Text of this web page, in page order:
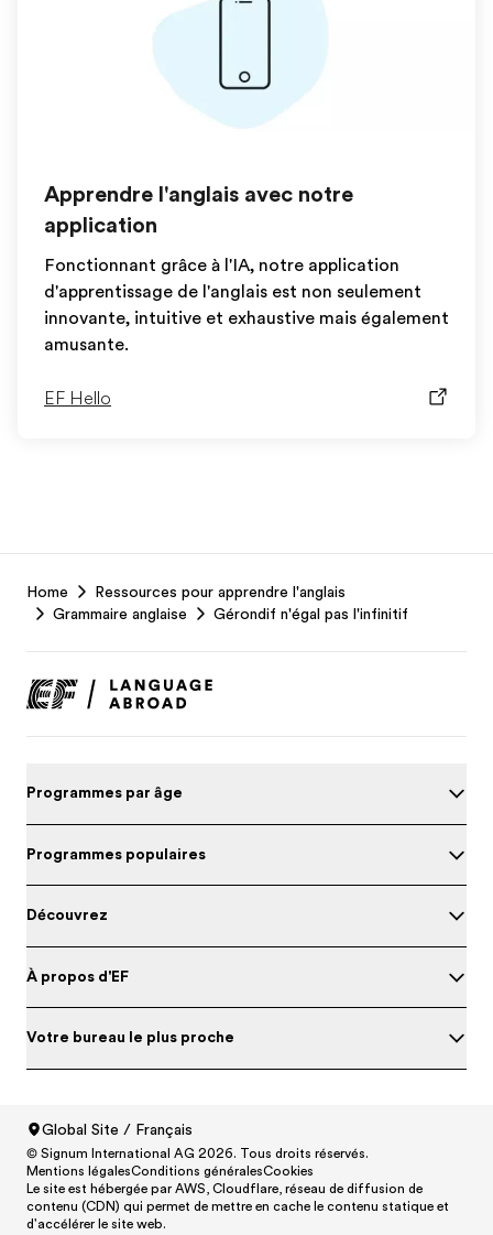
Evalue ton niveau d'anglais
Apprendre l'anglais avec notre
application
Fonctionnant grâce à l'IA, notre application
d'apprentissage de l'anglais est non seulement
innovante, intuitive et exhaustive mais également
amusante.
EF Hello
Footer
Home
Ressources pour apprendre l'anglais
Grammaire anglaise
Gérondif n'égal pas l'infinitif
Programmes par âge
Programmes populaires
Découvrez
À propos d'EF
Votre bureau le plus proche
Global Site / Français
North America/Canada / English
North America /Canada / Français
North America/México / Español
© Signum International AG 2026. Tous droits réservés.
Mentions légalesConditions généralesCookies
Le site est hébergée par AWS, Cloudflare, réseau de diffusion de
contenu (CDN) qui permet de mettre en cache le contenu statique et
d'accélérer le site web.